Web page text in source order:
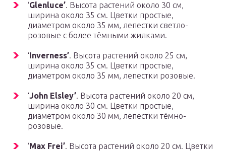
‘Glenluce’. Высота растений около 30 см,
ширина около 35 см. Цветки простые,
диаметром около 35 мм, лепестки светло-
розовые с более тёмными жилками.
‘Inverness’. Высота растений около 25 см,
ширина около 35 см. Цветки простые,
диаметром около 35 мм, лепестки розовые.
‘John Elsley’. Высота растений около 20 см,
ширина около 30 см. Цветки простые,
диаметром около 30 мм, лепестки тёмно-
розовые.
‘Max Frei’. Высота растений около 20 см. Цветки